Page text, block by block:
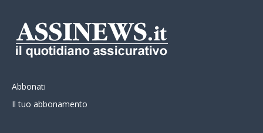
Abbonati
Il tuo abbonamento